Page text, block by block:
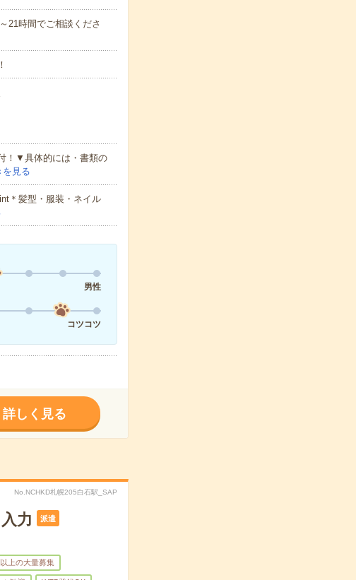
21時間でご相談くださ
！▼具体的には・書類の
を見る
＊髪型・服装・ネイル
男性
コツコツ
詳しく見る
No.NCHKD札幌205白石駅_SAP
力 派遣
上の大量募集